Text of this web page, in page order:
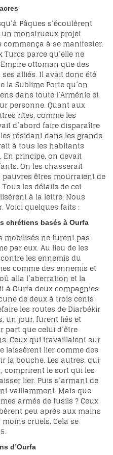
Pâques s’écoulèrent
un monstrueux projet
à se manifester.
Turcs parce qu’elle ne
ottoman que des
alliés. Il avait donc été
la Sublime Porte qu’on
dans toute l’Arménie et
personne. Quant aux
rites, comme les
d’abord faire disparaître
résidant dans les grands
à tous les habitants
principe, on devait
On les chasserait
êtres mourraient de
les détails de cet
à la lettre. Nous
Voici quelques faits :
chrétiens basés à Ourfa
mobilisés ne furent pas
par eux. Au lieu de les
les ennemis du
comme des ennemis et
alla l’aberration et la
à Ourfa deux compagnies
de deux à trois cents
les routes de Diarbékir
un jour, furent liés et
part que celui d’être
Ceux qui travaillaient sur
laissèrent lier comme des
la bouche. Les autres, qui
comprirent le sort qui les
lier. Puis s’armant de
vaillamment. Mais que
armés de fusils ? Ceux
peu après aux mains
cruels. Cela se
d’Ourfa